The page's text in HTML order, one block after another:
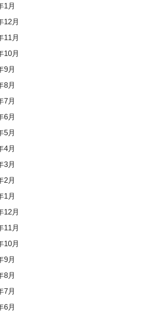
1月
12月
11月
10月
9月
8月
7月
6月
5月
4月
3月
2月
1月
12月
11月
10月
9月
8月
7月
6月